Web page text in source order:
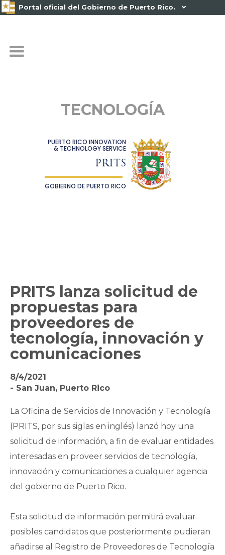
Portal oficial del Gobierno de Puerto Rico. 
TECNOLOGÍA
PUERTO RICO INNOVATION
& TECHNOLOGY SERVICE
PRITS
GOBIERNO DE PUERTO RICO
PRITS lanza solicitud de
propuestas para
proveedores de
tecnología, innovación y
comunicaciones
8/4/2021
- San Juan, Puerto Rico
La Oficina de Servicios de Innovación y Tecnología
(PRITS, por sus siglas en inglés) lanzó hoy una
solicitud de información, a fin de evaluar entidades
interesadas en proveer servicios de tecnología,
innovación y comunicaciones a cualquier agencia
del gobierno de Puerto Rico.
Esta solicitud de información permitirá evaluar
posibles candidatos que posteriormente pudieran
añadirse al Registro de Proveedores de Tecnología